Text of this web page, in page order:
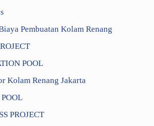
Pembuatan Kolam Renang
POOL
Kolam Renang Jakarta
PROJECT